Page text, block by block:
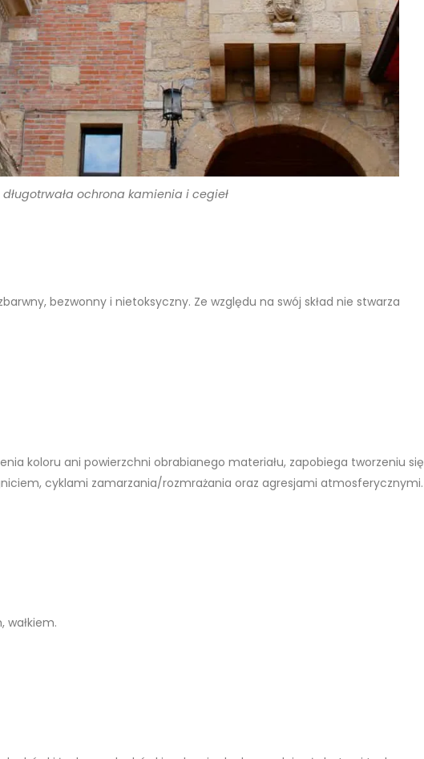
ochrona kamienia i cegieł
bezwonny i nietoksyczny. Ze względu na swój skład nie stwarza
koloru ani powierzchni obrabianego materiału, zapobiega tworzeniu się
cyklami zamarzania/rozmrażania oraz agresjami atmosferycznymi.
wałkiem.